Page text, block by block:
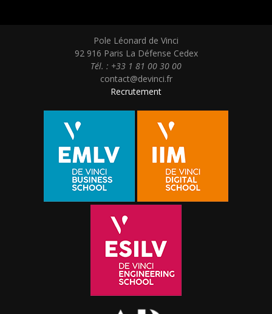
Pole Léonard de Vinci
92 916 Paris La Défense Cedex
Tél. : +33 1 81 00 30 00
contact@devinci.fr
Recrutement